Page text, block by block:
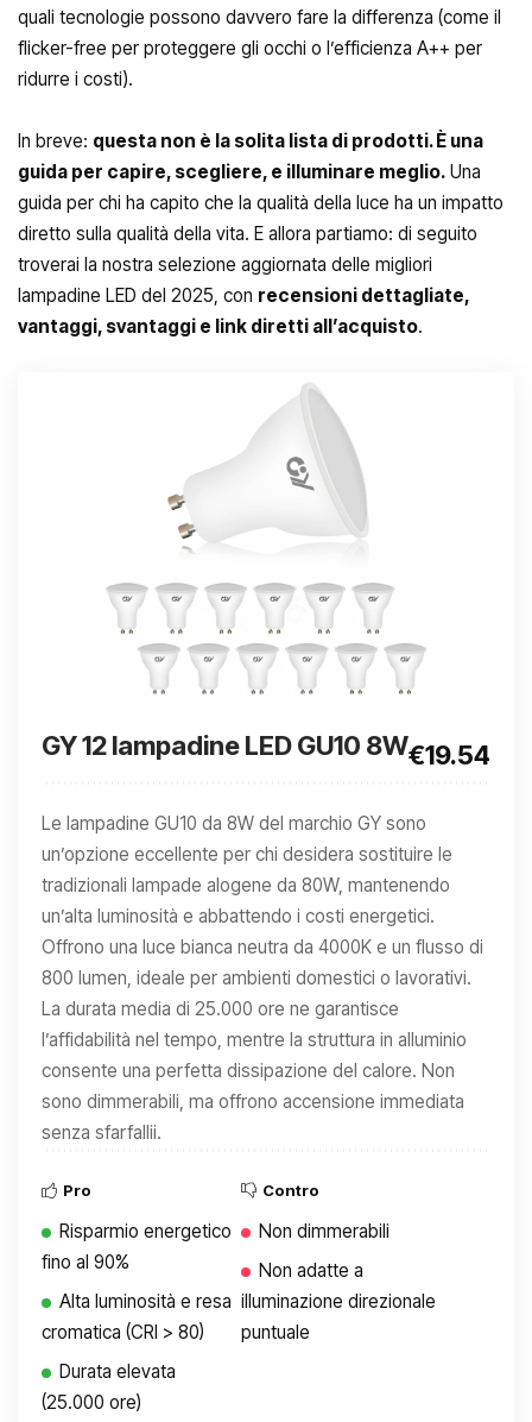
quali tecnologie possono davvero fare la differenza (come il
flicker-free per proteggere gli occhi o l’efficienza A++ per
ridurre i costi).
In breve: questa non è la solita lista di prodotti. È una
guida per capire, scegliere, e illuminare meglio. Una
guida per chi ha capito che la qualità della luce ha un impatto
diretto sulla qualità della vita. E allora partiamo: di seguito
troverai la nostra selezione aggiornata delle migliori
lampadine LED del 2025, con recensioni dettagliate,
vantaggi, svantaggi e link diretti all’acquisto.
GY 12 lampadine LED GU10 8W€19.54
Le lampadine GU10 da 8W del marchio GY sono
un’opzione eccellente per chi desidera sostituire le
tradizionali lampade alogene da 80W, mantenendo
un’alta luminosità e abbattendo i costi energetici.
Offrono una luce bianca neutra da 4000K e un flusso di
800 lumen, ideale per ambienti domestici o lavorativi.
La durata media di 25.000 ore ne garantisce
l’affidabilità nel tempo, mentre la struttura in alluminio
consente una perfetta dissipazione del calore. Non
sono dimmerabili, ma offrono accensione immediata
senza sfarfallii.
Pro
Risparmio energetico
fino al 90%
Alta luminosità e resa
cromatica (CRI > 80)
Durata elevata
(25.000 ore)
Contro
Non dimmerabili
Non adatte a
illuminazione direzionale
puntuale